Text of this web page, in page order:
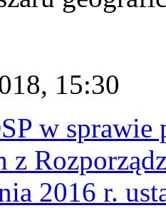
15:30
w
z
2016 r.